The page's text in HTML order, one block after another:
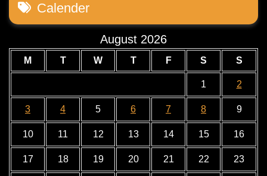
Calender
August 2026
M T W T F S S
1 2
3 4 5 6 7 8 9
10 11 12 13 14 15 16
17 18 19 20 21 22 23